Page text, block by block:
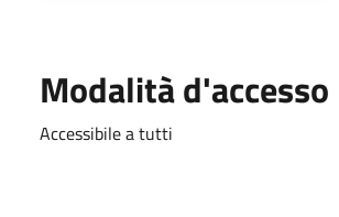
Modalità d'accesso
Accessibile a tutti